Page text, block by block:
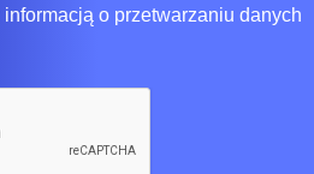
informacją o przetwarzaniu danych